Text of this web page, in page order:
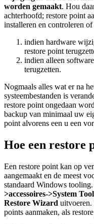
worden gemaakt. Hou
achterhoofd; restore point
installeren en controleren
indien hardware
restore point
indien alleen
terugzetten.
Nogmaals alles wat er na
systeembestanden is
restore point ongedaan
backup van minimaal uw
point alvorens een u een
Hoe een restore
Een restore point kan op
aangemaakt en de meest
standaard Windows
>accessoires->System
Restore Wizard uitvoeren.
points aanmaken, als